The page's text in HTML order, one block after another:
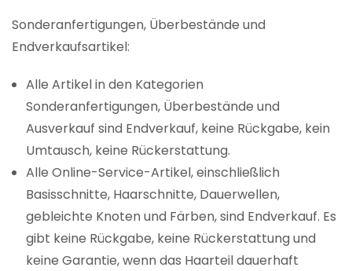
Sonderanfertigungen, Überbestände und
Endverkaufsartikel:
Alle Artikel in den Kategorien
Sonderanfertigungen, Überbestände und
Ausverkauf sind Endverkauf, keine Rückgabe, kein
Umtausch, keine Rückerstattung.
Alle Online-Service-Artikel, einschließlich
Basisschnitte, Haarschnitte, Dauerwellen,
gebleichte Knoten und Färben, sind Endverkauf. Es
gibt keine Rückgabe, keine Rückerstattung und
keine Garantie, wenn das Haarteil dauerhaft